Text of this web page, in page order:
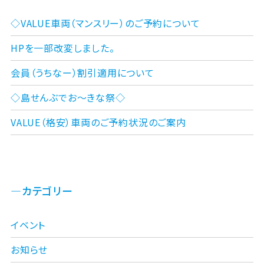
◇VALUE車両（マンスリー）のご予約について
HPを一部改変しました。
会員（うちなー）割引適用について
◇島せんぶでお～きな祭◇
VALUE（格安）車両のご予約状況のご案内
カテゴリー
イベント
お知らせ